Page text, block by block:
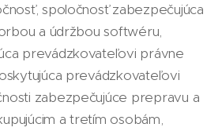
spoločnosť zabezpečujúca
a údržbou softwéru,
prevádzkovateľovi právne
prevádzkovateľovi
zabezpečujúce prepravu a
a tretím osobám,